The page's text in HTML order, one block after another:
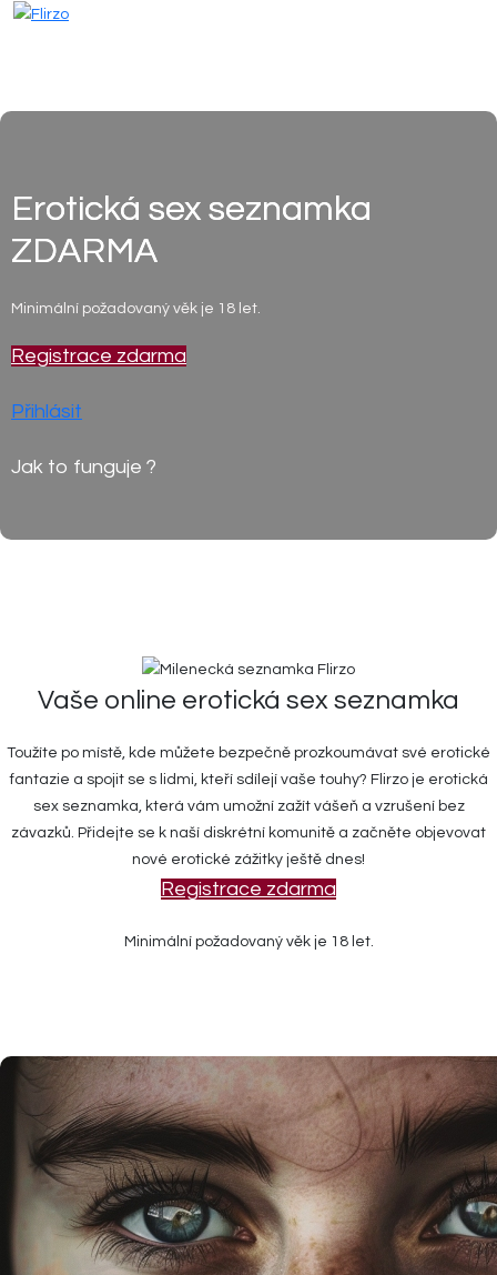
Erotická sex seznamka
ZDARMA
Minimální požadovaný věk je 18 let.
Registrace zdarma
Přihlásit
Jak to funguje ?
Vaše online erotická sex seznamka
Toužíte po místě, kde můžete bezpečně prozkoumávat své erotické
fantazie a spojit se s lidmi, kteří sdílejí vaše touhy? Flirzo je erotická
sex seznamka, která vám umožní zažít vášeň a vzrušení bez
závazků. Přidejte se k naší diskrétní komunitě a začněte objevovat
nové erotické zážitky ještě dnes!
Registrace zdarma
Minimální požadovaný věk je 18 let.